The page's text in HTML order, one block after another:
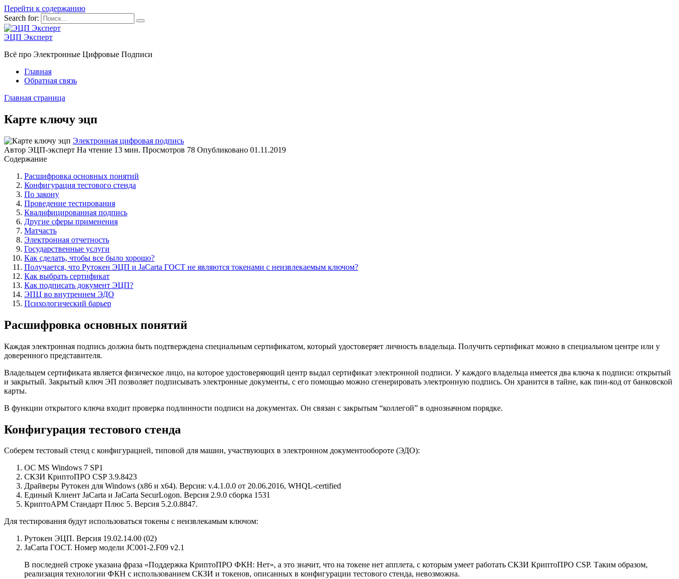
Перейти к содержанию
Search for:
ЭЦП Эксперт
Всё про Электронные Цифровые Подписи
Главная
Обратная связь
Главная страница
Карте ключу эцп
Электронная цифровая подпись
Автор ЭЦП-эксперт На чтение 13 мин. Просмотров 78 Опубликовано 01.11.2019
Содержание
Расшифровка основных понятий
Конфигурация тестового стенда
По закону
Проведение тестирования
Квалифицированная подпись
Другие сферы применения
Матчасть
Электронная отчетность
Государственные услуги
Как сделать, чтобы все было хорошо?
Получается, что Рутокен ЭЦП и JaCarta ГОСТ не являются токенами с неизвлекаемым ключом?
Как выбрать сертификат
Как подписать документ ЭЦП?
ЭПЦ во внутреннем ЭДО
Психологический барьер
Расшифровка основных понятий
Каждая электронная подпись должна быть подтверждена специальным сертификатом, который удостоверяет личность владельца. Получить сертификат можно в специальном центре или у
доверенного представителя.
Владельцем сертификата является физическое лицо, на которое удостоверяющий центр выдал сертификат электронной подписи. У каждого владельца имеется два ключа к подписи: открытый
и закрытый. Закрытый ключ ЭП позволяет подписывать электронные документы, с его помощью можно сгенерировать электронную подпись. Он хранится в тайне, как пин-код от банковской
карты.
В функции открытого ключа входит проверка подлинности подписи на документах. Он связан с закрытым “коллегой” в однозначном порядке.
Конфигурация тестового стенда
Соберем тестовый стенд с конфигурацией, типовой для машин, участвующих в электронном документообороте (ЭДО):
ОС MS Windows 7 SP1
СКЗИ КриптоПРО CSP 3.9.8423
Драйверы Рутокен для Windows (x86 и x64). Версия: v.4.1.0.0 от 20.06.2016, WHQL-certified
Единый Клиент JaCarta и JaCarta SecurLogon. Версия 2.9.0 сборка 1531
КриптоАРМ Стандарт Плюс 5. Версия 5.2.0.8847.
Для тестирования будут использоваться токены с неизвлекамым ключом:
Рутокен ЭЦП. Версия 19.02.14.00 (02)
JaCarta ГОСТ. Номер модели JC001-2.F09 v2.1
В последней строке указана фраза «Поддержка КриптоПРО ФКН: Нет», а это значит, что на токене нет апплета, с которым умеет работать СКЗИ КриптоПРО CSP. Таким образом,
реализация технологии ФКН с использованием СКЗИ и токенов, описанных в конфигурации тестового стенда, невозможна.